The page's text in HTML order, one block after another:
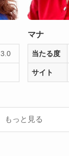
3.0
マナ
当たる度
サイト
もっと見る